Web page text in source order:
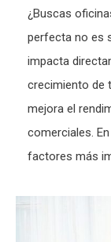
¿Buscas
perfecta no es
impacta
crecimiento de
mejora el
comerciales.
factores más